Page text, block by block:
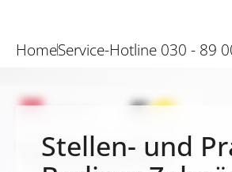
HomeService-Hotline 030 - 89
Stellen- und